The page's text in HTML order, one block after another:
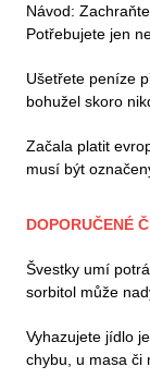
Návod:
Potřebujete jen
Ušetřete peníze
bohužel skoro
Začala platit
musí být
DOPORUČENÉ
Švestky umí
sorbitol může
Vyhazujete jídlo
chybu, u masa či